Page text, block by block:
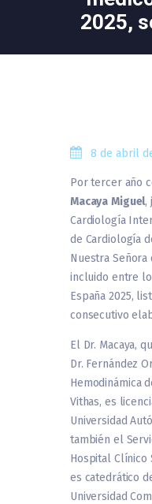
2025,
8 de abril
Por tercer año
Macaya Miguel,
Cardiología
de Cardiología
Nuestra Señora
incluido entre
España 2025,
consecutivo
El Dr. Macaya,
Dr. Fernández
Hemodinámica
Vithas, es
Universidad
también el
Hospital Clínico
es catedrático
Universidad